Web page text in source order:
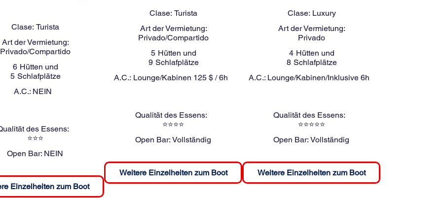
Clase: Turista
Art der Vermietung:
Privado/Compartido
6 Hütten und
5 Schlafplätze
A.C.: NEIN
des Essens:
⭐⭐⭐
Open Bar: NEIN
Einzelheiten zum Boot
Clase: Turista
Art der Vermietung:
Privado/Compartido
5 Hütten und
9 Schlafplätze
A.C.: Lounge/Kabinen 125 $ / 6h
Qualität des Essens:
⭐⭐⭐⭐
Open Bar: Vollständig
Weitere Einzelheiten zum Boot
Clase: Luxury
Art der Vermietung:
Privado
4 Hütten und
8 Schlafplätze
A.C.: Lounge/Kabinen/Inklusive 6h
Qualität des Essens:
⭐⭐⭐⭐⭐
Open Bar: Vollständig
Weitere Einzelheiten zum Boot